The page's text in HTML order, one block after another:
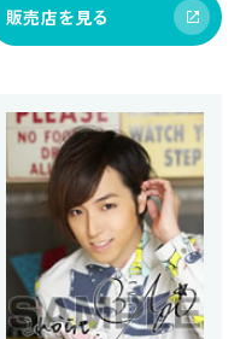
販売店を見る